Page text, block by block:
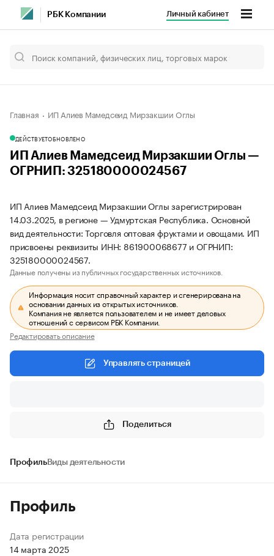
РБК Компании Личный кабинет
Главная ИП Алиев Мамедсеид Мирзакшии Оглы
ДЕЙСТВУЕТОБНОВЛЕНО
ИП Алиев Мамедсеид Мирзакшии Оглы —
ОГРНИП: 325180000024567
ИП Алиев Мамедсеид Мирзакшии Оглы зарегистрирован
14.03.2025, в регионе — Удмуртская Республика. Основной
вид деятельности: Торговля оптовая фруктами и овощами. ИП
присвоены реквизиты ИНН: 861900068677 и ОГРНИП:
325180000024567.
Данные получены из публичных государственных источников.
Информация носит справочный характер и сгенерирована на
основании данных из открытых источников.
Компания не является пользователем и не имеет деловых
отношений с сервисом РБК Компании.
Редактировать описание
Управлять страницей
Поделиться
ПрофильВиды деятельности
Профиль
Дата регистрации
14 марта 2025